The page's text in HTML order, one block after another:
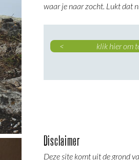
waar je naar zocht. Lukt dat
< klik hier om
Disclaimer
Deze site komt uit de grond